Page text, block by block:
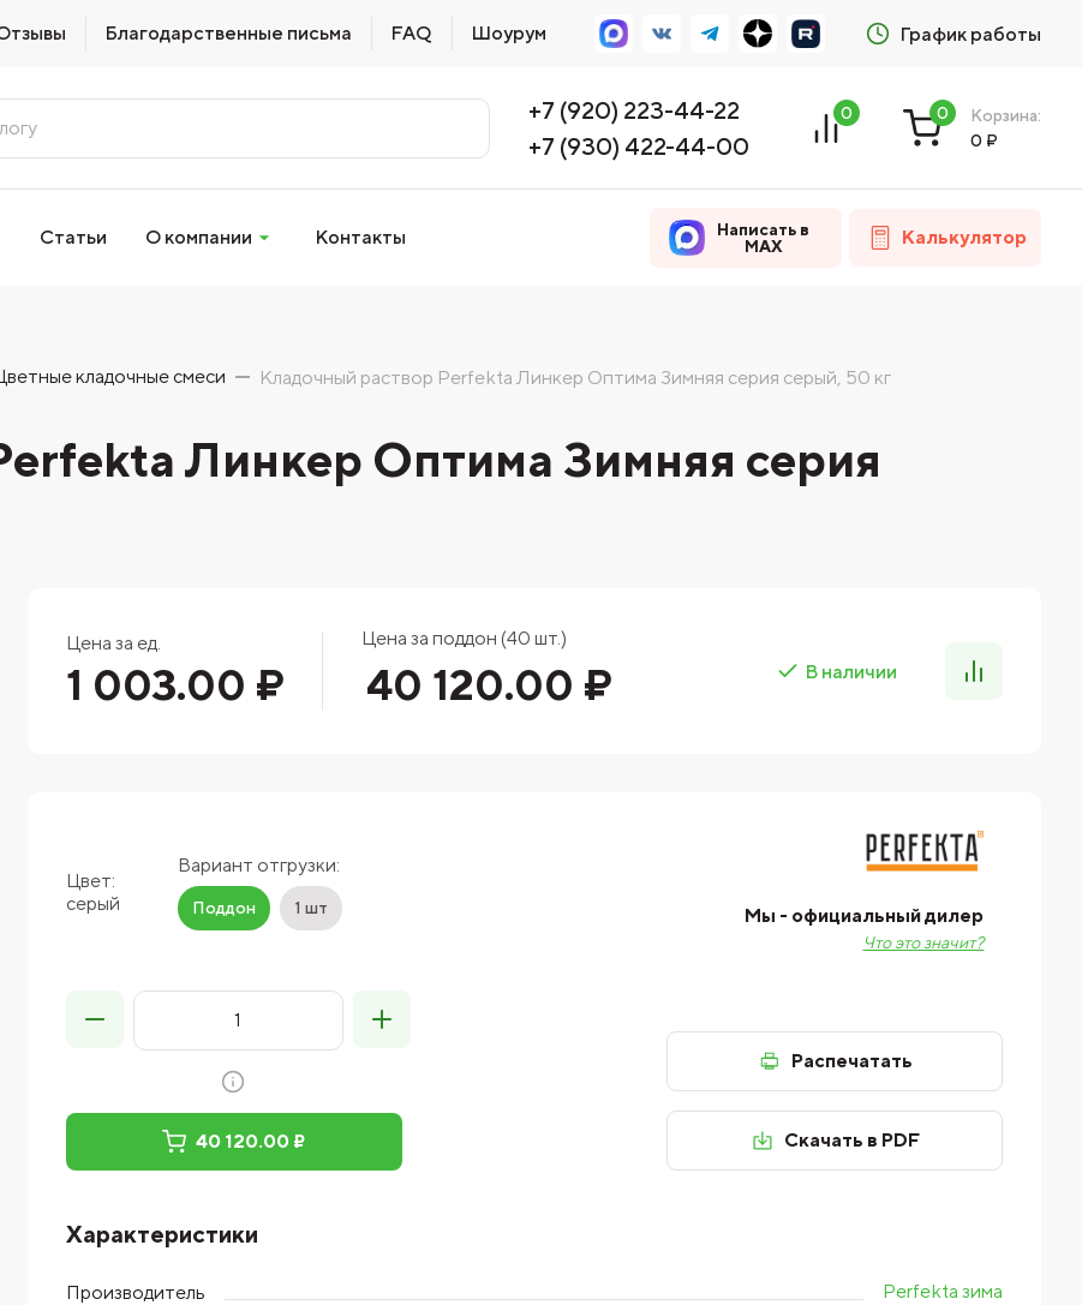
Благодарственные письма FAQ Шоурум График работы
+7 (920) 223-44-22
+7 (930) 422-44-00
0 0
Корзина:
0 ₽
Статьи О компании Контакты
Написать в
MAX
Калькулятор
кладочные смеси Кладочный раствор Perfekta Линкер Оптима Зимняя серия серый, 50 кг
Линкер Оптима Зимняя серия
Цена за ед.
1 003.00 ₽
Цена за поддон (40 шт.)
40 120.00 ₽ В наличии
Цвет:
серый
Вариант отгрузки:
Поддон 1 шт Мы - официальный дилер
Что это значит?
40 120.00 ₽
Распечатать
Скачать в PDF
Характеристики
Производитель
Perfekta зима